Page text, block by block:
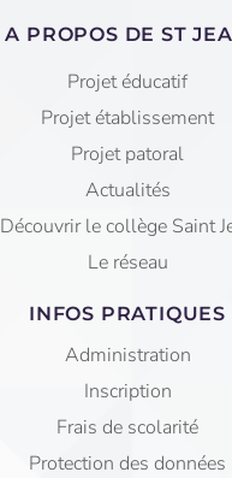
A PROPOS DE ST
Projet éducatif
Projet établissement
Projet patoral
Actualités
Découvrir le collège Saint
Le réseau
INFOS PRATIQUES
Administration
Inscription
Frais de scolarité
Protection des données